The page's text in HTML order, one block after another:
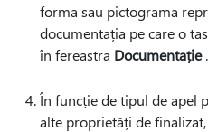
forma sau pictograma
documentația pe care o
în fereastra Documentație.
În funcție de tipul de apel
alte proprietăți de